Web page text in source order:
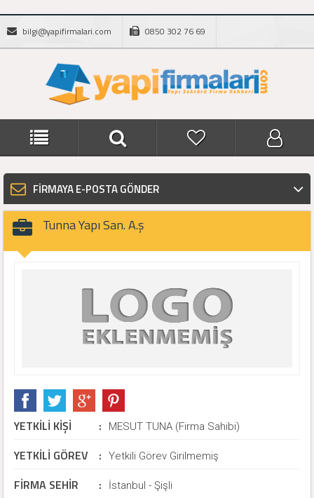
bilgi@yapifirmalari.com 0850 302 76 69
FİRMAYA E-POSTA GÖNDER
Tunna Yapı San. A.ş
YETKİLİ KİŞİ : MESUT TUNA (Firma Sahibi)
YETKİLİ GÖREV : Yetkili Görev Girilmemiş
FİRMA SEHİR : İstanbul - Şişli